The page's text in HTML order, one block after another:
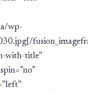
wp-
with-title”